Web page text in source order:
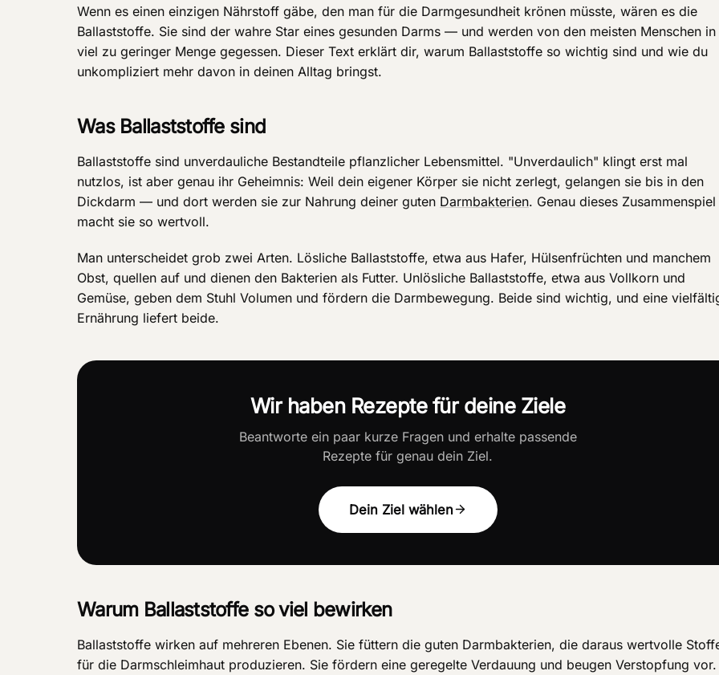
Wenn es einen einzigen Nährstoff gäbe, den man für die Darmgesundheit krönen müsste, wären es die
Ballaststoffe. Sie sind der wahre Star eines gesunden Darms — und werden von den meisten Menschen in
viel zu geringer Menge gegessen. Dieser Text erklärt dir, warum Ballaststoffe so wichtig sind und wie du
unkompliziert mehr davon in deinen Alltag bringst.
Was Ballaststoffe sind
Ballaststoffe sind unverdauliche Bestandteile pflanzlicher Lebensmittel. "Unverdaulich" klingt erst mal
nutzlos, ist aber genau ihr Geheimnis: Weil dein eigener Körper sie nicht zerlegt, gelangen sie bis in den
Dickdarm — und dort werden sie zur Nahrung deiner guten Darmbakterien. Genau dieses Zusammenspiel
macht sie so wertvoll.
Man unterscheidet grob zwei Arten. Lösliche Ballaststoffe, etwa aus Hafer, Hülsenfrüchten und manchem
Obst, quellen auf und dienen den Bakterien als Futter. Unlösliche Ballaststoffe, etwa aus Vollkorn und
Gemüse, geben dem Stuhl Volumen und fördern die Darmbewegung. Beide sind wichtig, und eine
Ernährung liefert beide.
Wir haben Rezepte für deine Ziele
Beantworte ein paar kurze Fragen und erhalte passende
Rezepte für genau dein Ziel.
Dein Ziel wählen
Warum Ballaststoffe so viel bewirken
Ballaststoffe wirken auf mehreren Ebenen. Sie füttern die guten Darmbakterien, die daraus wertvolle
für die Darmschleimhaut produzieren. Sie fördern eine geregelte Verdauung und beugen Verstopfung vor.